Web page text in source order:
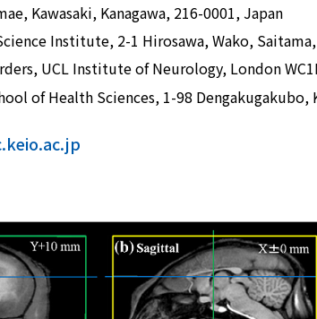
Kawasaki, Kanagawa, 216-0001, Japan
Institute, 2-1 Hirosawa, Wako,
UCL Institute of Neurology, London
of Health Sciences, 1-98